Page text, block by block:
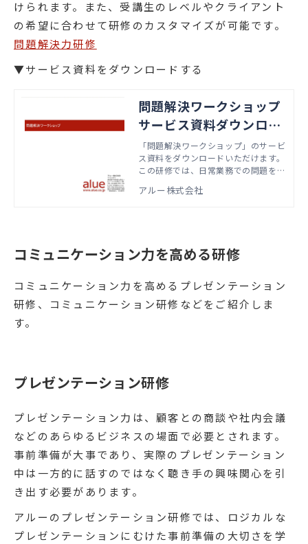
けられます。また、受講生のレベルやクライアント
の希望に合わせて研修のカスタマイズが可能です。
問題解決力研修
▼サービス資料をダウンロードする
問題解決ワークショップ
サービス資料ダウンロー
ド
「問題解決ワークショップ」のサービ
ス資料をダウンロードいただけます。
この研修では、日常業務での問題を解
題解決䛾プロセス」を身につけること
アルー株式会社
コミュニケーション力を高める研修
コミュニケーション力を高めるプレゼンテーション
研修、コミュニケーション研修などをご紹介しま
す。
プレゼンテーション研修
プレゼンテーション力は、顧客との商談や社内会議
などのあらゆるビジネスの場面で必要とされます。
事前準備が大事であり、実際のプレゼンテーション
中は一方的に話すのではなく聴き手の興味関心を引
き出す必要があります。
アルーのプレゼンテーション研修では、ロジカルな
プレゼンテーションにむけた事前準備の大切さを学